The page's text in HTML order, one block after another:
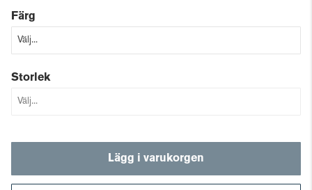
Färg
Storlek
Lägg i varukorgen